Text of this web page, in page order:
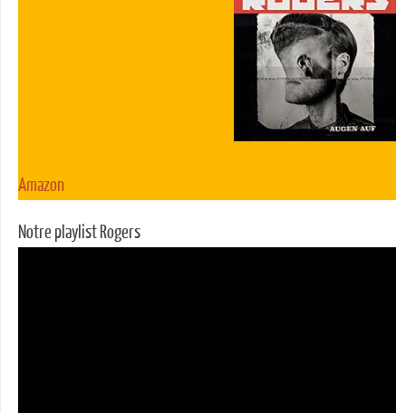
Amazon
Notre playlist Rogers